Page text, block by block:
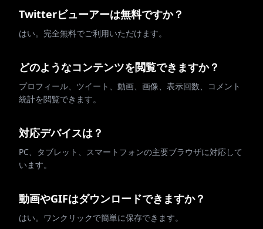
Twitterビューアーは無料ですか？
はい。完全無料でご利用いただけます。
どのようなコンテンツを閲覧できますか？
プロフィール、ツイート、動画、画像、表示回数、コメント
統計を閲覧できます。
対応デバイスは？
PC、タブレット、スマートフォンの主要ブラウザに対応して
います。
動画やGIFはダウンロードできますか？
はい。ワンクリックで簡単に保存できます。